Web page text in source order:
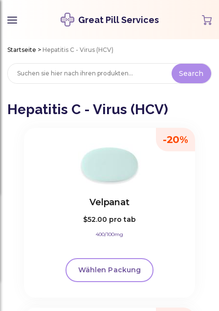
Great Pill Services
Startseite > Hepatitis C - Virus (HCV)
Hepatitis C - Virus (HCV)
Velpanat
$52.00 pro tab
400/100mg
Wählen Packung
-20%